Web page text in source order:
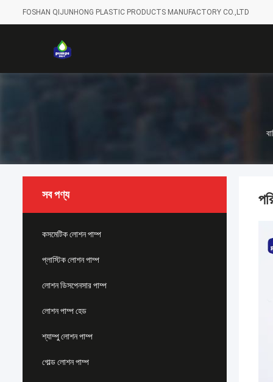
FOSHAN QIJUNHONG PLASTIC PRODUCTS MANUFACTORY CO.,LTD
সব পণ্য
কসমেটিক লোশন পাম্প
প্লাস্টিক লোশন পাম্প
লোশন ডিসপেনসার পাম্প
লোশন পাম্প হেড
শ্যাম্পু লোশন পাম্প
গোল্ড লোশন পাম্প